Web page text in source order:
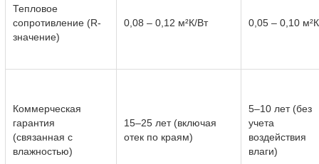
Тепловое
сопротивление (R-
значение)
0,08 – 0,12 м²К/Вт 0,05 – 0,10
Коммерческая
гарантия
(связанная с
влажностью)
15–25 лет (включая
отек по краям)
5–10 лет (без
учета
воздействия
влаги)